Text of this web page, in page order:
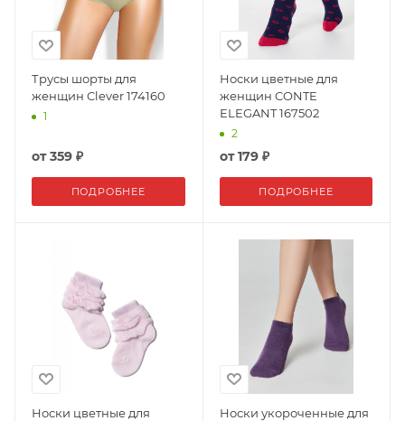
Трусы шорты для
женщин Clever 174160
1
от359 ₽
ПОДРОБНЕЕ
Носки цветные для
женщин CONTE
ELEGANT 167502
2
от179 ₽
ПОДРОБНЕЕ
Носки цветные для
Носки укороченные для